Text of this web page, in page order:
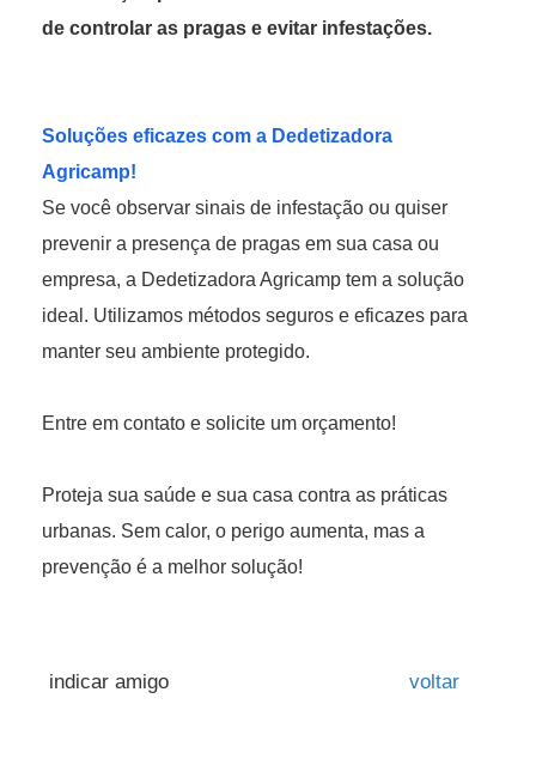
de controlar as pragas e evitar infestações.
Soluções eficazes com a Dedetizadora
Agricamp!
Se você observar sinais de infestação ou quiser
prevenir a presença de pragas em sua casa ou
empresa, a Dedetizadora Agricamp tem a solução
ideal. Utilizamos métodos seguros e eficazes para
manter seu ambiente protegido.
Entre em contato e solicite um orçamento!
Proteja sua saúde e sua casa contra as práticas
urbanas. Sem calor, o perigo aumenta, mas a
prevenção é a melhor solução!